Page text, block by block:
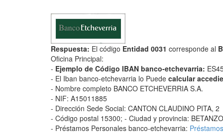
Respuesta: El código Entidad 0031 corresponde al
Oficina Principal:
- Ejemplo de Código IBAN banco-etchevarria:
- El Iban banco-etchevarria lo Puede calcular
- Nombre completo BANCO ETCHEVERRIA S.A.
- NIF: A15011885
- Dirección Sede Social: CANTON CLAUDINO PITA, 2
- Código postal 15300; - Ciudad y provincia:
- Préstamos Personales banco-etchevarria: